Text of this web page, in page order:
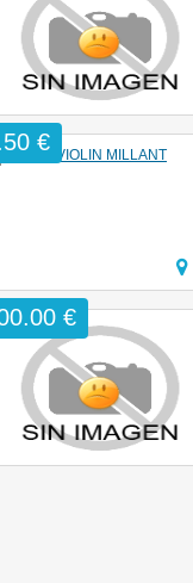
€
€